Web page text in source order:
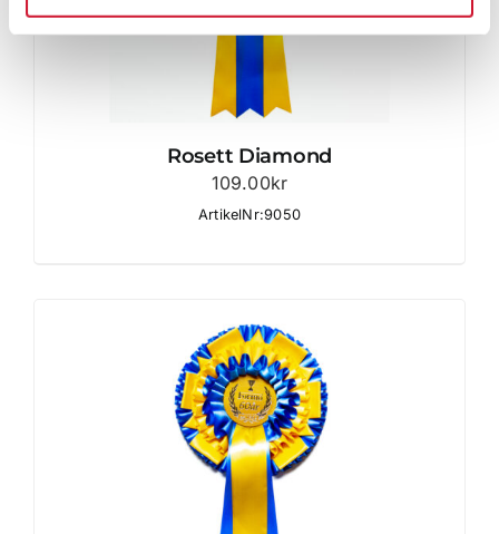
Rosett Diamond
109.00kr
ArtikelNr:9050